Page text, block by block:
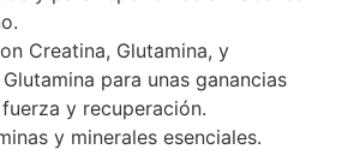
Creatina, Glutamina, y
para unas ganancias
y recuperación.
y minerales esenciales.